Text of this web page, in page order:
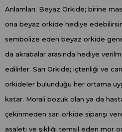
Anlamları: Beyaz Orkide; birine
ona beyaz orkide hediye
sembolize eden beyaz orkide
da akrabalar arasında hediye
edilirler. Sarı Orkide; içtenliği ve
orkideler bulunduğu her ortama
katar. Morali bozuk olan ya da
çekinmeden sarı orkide siparişi
asaleti ve şıklığı temsil eden mor